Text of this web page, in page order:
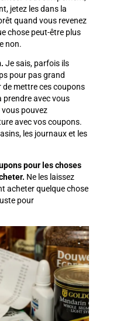
jetez les dans la
quand vous revenez
chose peut-être plus
non.
Je sais, parfois ils
pour pas grand
de mettre ces coupons
prendre avec vous
pouvez
avec vos coupons.
les journaux et les
pour les choses
Ne les laissez
acheter quelque chose
pour